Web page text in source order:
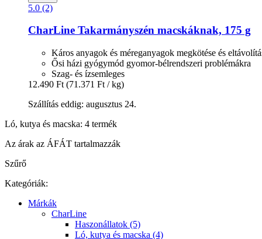
5.0 (2)
CharLine Takarmányszén macskáknak, 175 g
Káros anyagok és méreganyagok megkötése és
Ősi házi gyógymód gyomor-bélrendszeri problémákra
Szag- és ízsemleges
12.490 Ft (71.371 Ft / kg)
Szállítás eddig: augusztus 24.
Ló, kutya és macska: 4 termék
Az árak az ÁFÁT tartalmazzák
Szűrő
Kategóriák:
Márkák
CharLine
Haszonállatok (5)
Ló, kutya és macska (4)